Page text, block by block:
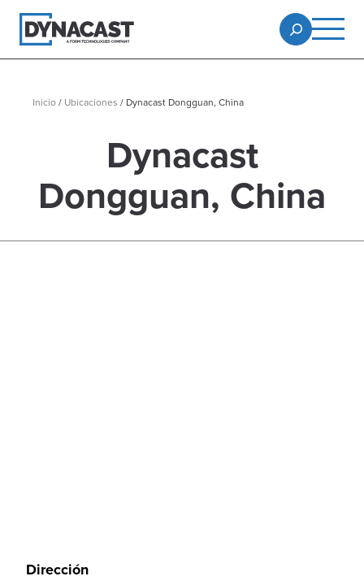
Inicio/ Ubicaciones / Dynacast Dongguan, China
Dynacast
Dongguan, China
Dirección